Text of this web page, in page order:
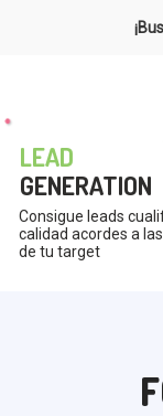
Consigue leads
calidad acordes a
de tu target
LEAD
GENERATION